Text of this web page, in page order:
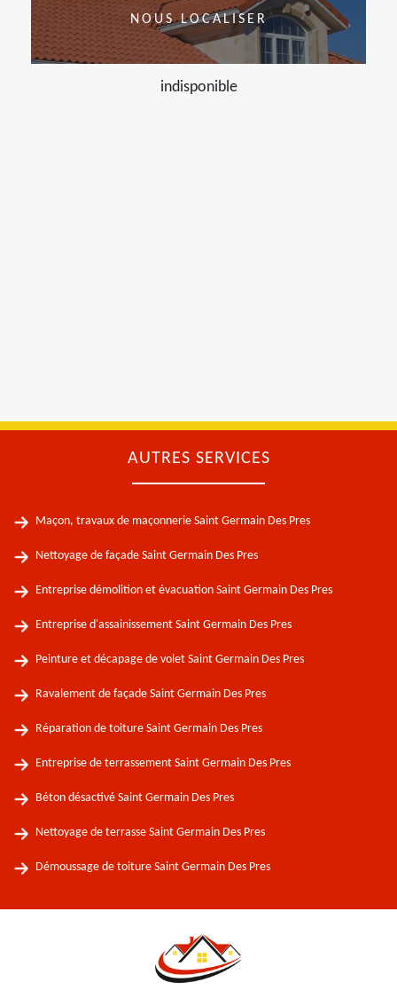
NOUS LOCALISER
indisponible
AUTRES SERVICES
Maçon, travaux de maçonnerie Saint Germain Des Pres
Nettoyage de façade Saint Germain Des Pres
Entreprise démolition et évacuation Saint Germain Des Pres
Entreprise d'assainissement Saint Germain Des Pres
Peinture et décapage de volet Saint Germain Des Pres
Ravalement de façade Saint Germain Des Pres
Réparation de toiture Saint Germain Des Pres
Entreprise de terrassement Saint Germain Des Pres
Béton désactivé Saint Germain Des Pres
Nettoyage de terrasse Saint Germain Des Pres
Démoussage de toiture Saint Germain Des Pres